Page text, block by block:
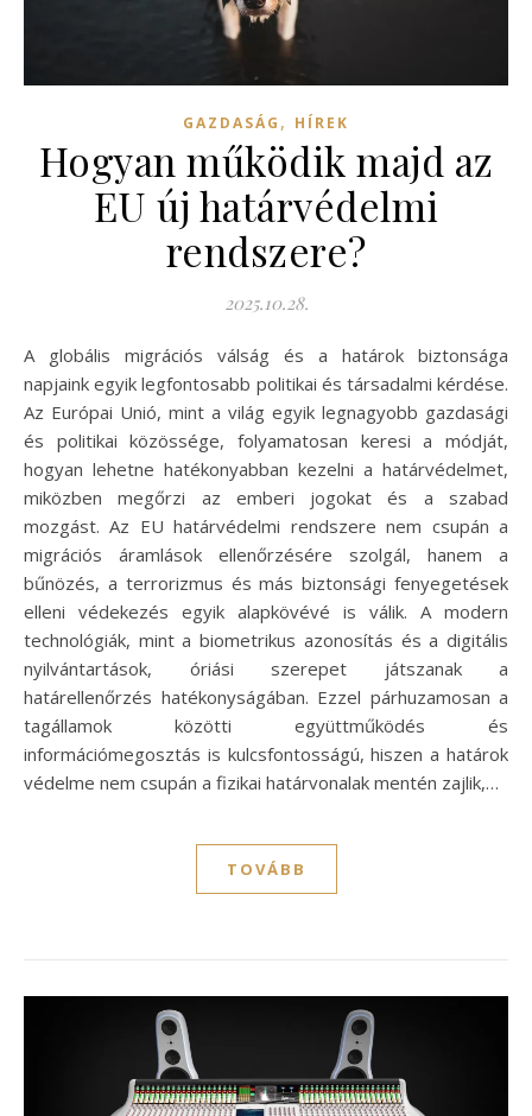
GAZDASÁG , HÍREK
Hogyan működik majd az
EU új határvédelmi
rendszere?
2025.10.28.
A globális migrációs válság és a határok biztonsága
napjaink egyik legfontosabb politikai és társadalmi kérdése.
Az Európai Unió, mint a világ egyik legnagyobb gazdasági
és politikai közössége, folyamatosan keresi a módját,
hogyan lehetne hatékonyabban kezelni a határvédelmet,
miközben megőrzi az emberi jogokat és a szabad
mozgást. Az EU határvédelmi rendszere nem csupán a
migrációs áramlások ellenőrzésére szolgál, hanem a
bűnözés, a terrorizmus és más biztonsági fenyegetések
elleni védekezés egyik alapkövévé is válik. A modern
technológiák, mint a biometrikus azonosítás és a digitális
nyilvántartások, óriási szerepet játszanak a
határellenőrzés hatékonyságában. Ezzel párhuzamosan a
tagállamok közötti együttműködés és
információmegosztás is kulcsfontosságú, hiszen a határok
védelme nem csupán a fizikai határvonalak mentén zajlik,…
TOVÁBB